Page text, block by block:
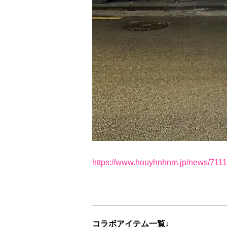
https://www.houyhnhnm.jp/news/
コラボアイテム一覧↓